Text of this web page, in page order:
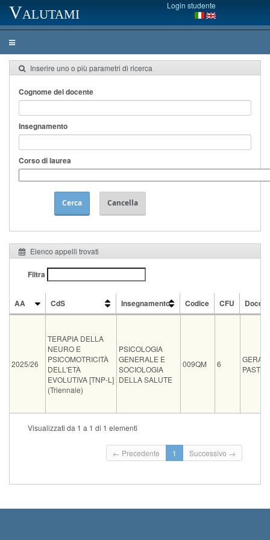
Valutami Login studente
Inserire uno o più parametri di ricerca
Cognome del docente
Insegnamento
Corso di laurea
Cerca Cancella
Elenco appelli trovati
Filtra
AA CdS Insegnamento Codice CFU
2025/26
TERAPIA DELLA
NEURO E
PSICOMOTRICITÀ
DELL'ETÀ
EVOLUTIVA [TNP-L]
(Triennale)
PSICOLOGIA
GENERALE E
SOCIOLOGIA
DELLA SALUTE
009QM 6
Tipo Data e ora Sede Iscritti
Termine iscrizioni: 30-
0
Inizio iscrizioni: 07-09-
Visualizzati da 1 a 1 di 1 elementi
← Precedente 1 Successivo →